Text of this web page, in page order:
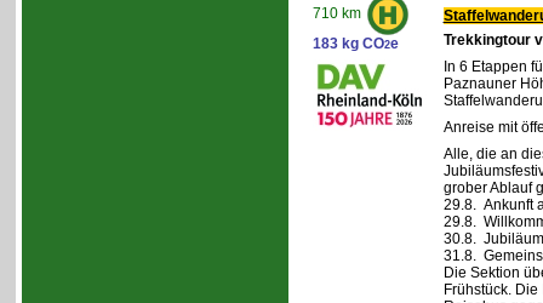
710 km
183 kg CO2e
Trekkingtour
In 6 Etappen
Paznauner
Anreise mit
Alle, die an
grober Ablauf
29.8. Ankunft
29.8.
30.8.
31.8.
Die Sektion
Frühstück.